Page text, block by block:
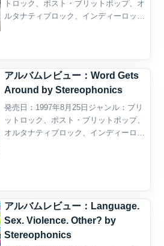
トロック、ポスト・ブリットポップ、オ
ルタナティブロック、インディーロッ
アルバムレビュー：Word Gets
Around by Stereophonics
発売日：1997年8月25日ジャンル：ブリ
ットロック、ポスト・ブリットポップ、
オルタナティブロック、インディーロッ
アルバムレビュー：Language.
Sex. Violence. Other? by
Stereophonics